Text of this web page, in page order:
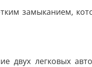
замыканием,
двух легковых